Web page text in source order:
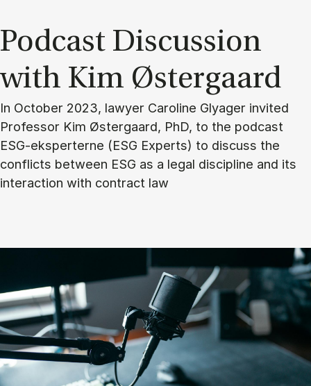
Po­dcast Di­scus­sion
with Kim Øster­gaard
In October 2023, lawyer Caroline Glyager invited
Professor Kim Østergaard, PhD, to the podcast
ESG-eksperterne (ESG Experts) to discuss the
conflicts between ESG as a legal discipline and its
interaction with contract law